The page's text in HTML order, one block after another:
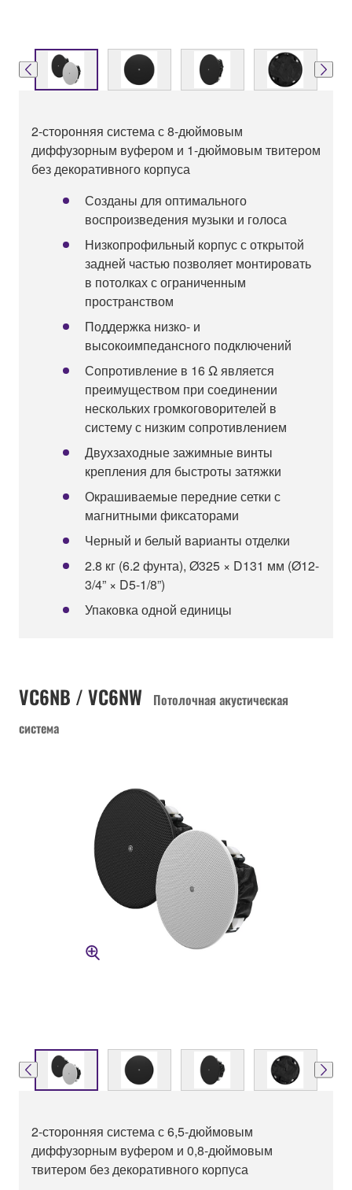
2-сторонняя система с 8-дюймовым
диффузорным вуфером и 1-дюймовым твитером
без декоративного корпуса
Созданы для оптимального
воспроизведения музыки и голоса
Низкопрофильный корпус с открытой
задней частью позволяет монтировать
в потолках с ограниченным
пространством
Поддержка низко- и
высокоимпедансного подключений
Сопротивление в 16 Ω является
преимуществом при соединении
нескольких громкоговорителей в
систему с низким сопротивлением
Двухзаходные зажимные винты
крепления для быстроты затяжки
Окрашиваемые передние сетки с
магнитными фиксаторами
Черный и белый варианты отделки
2.8 кг (6.2 фунта), Ø325 × D131 мм (Ø12-
3/4” × D5-1/8”)
Упаковка одной единицы
VC6NB / VC6NW
Потолочная акустическая
система
2-сторонняя система с 6,5-дюймовым
диффузорным вуфером и 0,8-дюймовым
твитером без декоративного корпуса